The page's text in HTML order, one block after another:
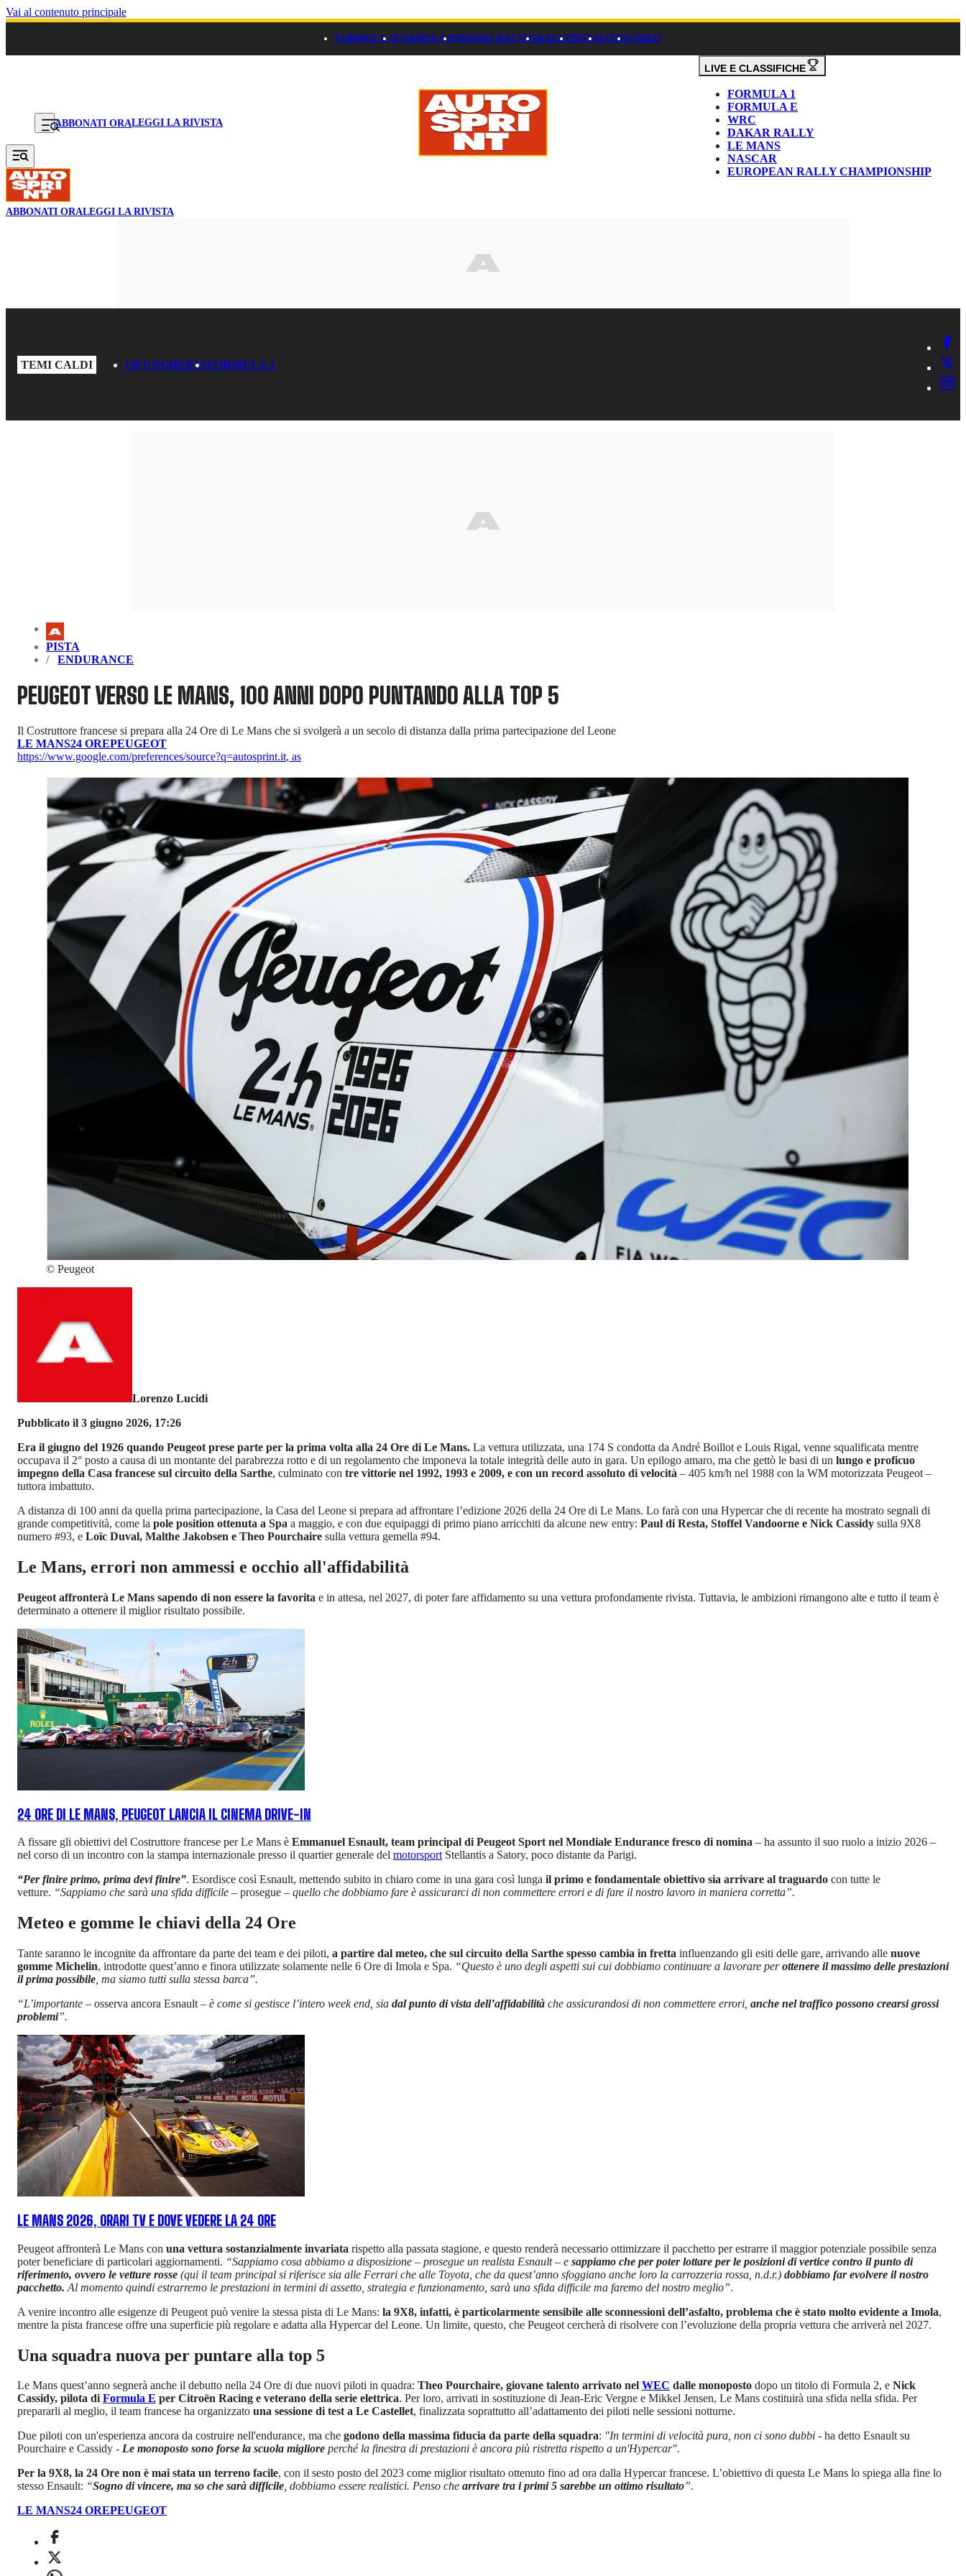
Vai al contenuto principale
FORMULA 1FORMULA EMONDO RACINGRALLYPISTAFOTOVIDEO
ABBONATI ORALEGGI LA RIVISTA
LIVE E CLASSIFICHE
FORMULA 1
FORMULA E
WRC
DAKAR RALLY
LE MANS
NASCAR
EUROPEAN RALLY CHAMPIONSHIP
ABBONATI ORALEGGI LA RIVISTA
TEMI CALDI GP UNGHERIAFORMULA 1
PISTA
ENDURANCE
PEUGEOT VERSO LE MANS, 100 ANNI DOPO PUNTANDO ALLA TOP 5
Il Costruttore francese si prepara alla 24 Ore di Le Mans che si svolgerà a un secolo di distanza dalla prima partecipazione del Leone
LE MANS24 OREPEUGEOT
https://www.google.com/preferences/source?q=autosprint.it, as
© Peugeot
Lorenzo Lucidi
Pubblicato il 3 giugno 2026, 17:26
Era il giugno del 1926 quando Peugeot prese parte per la prima volta alla 24 Ore di Le Mans. La vettura utilizzata, una 174 S condotta da André Boillot e Louis Rigal, venne squalificata mentre
occupava il 2° posto a causa di un montante del parabrezza rotto e di un regolamento che imponeva la totale integrità delle auto in gara. Un epilogo amaro, ma che gettò le basi di un lungo e proficuo
impegno della Casa francese sul circuito della Sarthe, culminato con tre vittorie nel 1992, 1993 e 2009, e con un record assoluto di velocità – 405 km/h nel 1988 con la WM motorizzata Peugeot –
tuttora imbattuto.
A distanza di 100 anni da quella prima partecipazione, la Casa del Leone si prepara ad affrontare l’edizione 2026 della 24 Ore di Le Mans. Lo farà con una Hypercar che di recente ha mostrato segnali di
grande competitività, come la pole position ottenuta a Spa a maggio, e con due equipaggi di primo piano arricchiti da alcune new entry: Paul di Resta, Stoffel Vandoorne e Nick Cassidy sulla 9X8
numero #93, e Loïc Duval, Malthe Jakobsen e Theo Pourchaire sulla vettura gemella #94.
Le Mans, errori non ammessi e occhio all'affidabilità
Peugeot affronterà Le Mans sapendo di non essere la favorita e in attesa, nel 2027, di poter fare affidamento su una vettura profondamente rivista. Tuttavia, le ambizioni rimangono alte e tutto il team è
determinato a ottenere il miglior risultato possibile.
24 ORE DI LE MANS, PEUGEOT LANCIA IL CINEMA DRIVE-IN
A fissare gli obiettivi del Costruttore francese per Le Mans è Emmanuel Esnault, team principal di Peugeot Sport nel Mondiale Endurance fresco di nomina – ha assunto il suo ruolo a inizio 2026 –
nel corso di un incontro con la stampa internazionale presso il quartier generale del motorsport Stellantis a Satory, poco distante da Parigi.
“Per finire primo, prima devi finire”. Esordisce così Esnault, mettendo subito in chiaro come in una gara così lunga il primo e fondamentale obiettivo sia arrivare al traguardo con tutte le
vetture. “Sappiamo che sarà una sfida difficile – prosegue – quello che dobbiamo fare è assicurarci di non commettere errori e di fare il nostro lavoro in maniera corretta”.
Meteo e gomme le chiavi della 24 Ore
Tante saranno le incognite da affrontare da parte dei team e dei piloti, a partire dal meteo, che sul circuito della Sarthe spesso cambia in fretta influenzando gli esiti delle gare, arrivando alle nuove
gomme Michelin, introdotte quest’anno e finora utilizzate solamente nelle 6 Ore di Imola e Spa. “Questo è uno degli aspetti sui cui dobbiamo continuare a lavorare perottenere il massimo delle prestazioni
il prima possibile , ma siamo tutti sulla stessa barca”.
“L’importante – osserva ancora Esnault – è come si gestisce l’intero week end, sia dal punto di vista dell’affidabilità che assicurandosi di non commettere errori, anche nel traffico possono crearsi grossi
problemi”.
LE MANS 2026, ORARI TV E DOVE VEDERE LA 24 ORE
Peugeot affronterà Le Mans con una vettura sostanzialmente invariata rispetto alla passata stagione, e questo renderà necessario ottimizzare il pacchetto per estrarre il maggior potenziale possibile senza
poter beneficiare di particolari aggiornamenti. “Sappiamo cosa abbiamo a disposizione – prosegue un realista Esnault – e sappiamo che per poter lottare per le posizioni di vertice contro il punto di
riferimento, ovvero le vetture rosse (qui il team principal si riferisce sia alle Ferrari che alle Toyota, che da quest’anno sfoggiano anche loro la carrozzeria rossa, n.d.r.) dobbiamo far evolvere il nostro
pacchetto. Al momento quindi estrarremo le prestazioni in termini di assetto, strategia e funzionamento, sarà una sfida difficile ma faremo del nostro meglio”.
A venire incontro alle esigenze di Peugeot può venire la stessa pista di Le Mans: la 9X8, infatti, è particolarmente sensibile alle sconnessioni dell’asfalto, problema che è stato molto evidente a Imola,
mentre la pista francese offre una superficie più regolare e adatta alla Hypercar del Leone. Un limite, questo, che Peugeot cercherà di risolvere con l’evoluzione della propria vettura che arriverà nel 2027.
Una squadra nuova per puntare alla top 5
Le Mans quest’anno segnerà anche il debutto nella 24 Ore di due nuovi piloti in quadra: Theo Pourchaire, giovane talento arrivato nel WEC dalle monoposto dopo un titolo di Formula 2, e Nick
Cassidy, pilota diFormula E per Citroën Racing e veterano della serie elettrica. Per loro, arrivati in sostituzione di Jean-Eric Vergne e Mikkel Jensen, Le Mans costituirà una sfida nella sfida. Per
prepararli al meglio, il team francese ha organizzato una sessione di test a Le Castellet, finalizzata soprattutto all’adattamento dei piloti nelle sessioni notturne.
Due piloti con un'esperienza ancora da costruire nell'endurance, ma che godono della massima fiducia da parte della squadra: "In termini di velocità pura, non ci sono dubbi - ha detto Esnault su
Pourchaire e Cassidy - Le monoposto sono forse la scuola migliore perché la finestra di prestazioni è ancora più ristretta rispetto a un'Hypercar".
Per la 9X8, la 24 Ore non è mai stata un terreno facile, con il sesto posto del 2023 come miglior risultato ottenuto fino ad ora dalla Hypercar francese. L’obiettivo di questa Le Mans lo spiega alla fine lo
stesso Ensault: “Sogno di vincere, ma so che sarà difficile, dobbiamo essere realistici. Penso che arrivare tra i primi 5 sarebbe un ottimo risultato”.
LE MANS24 OREPEUGEOT